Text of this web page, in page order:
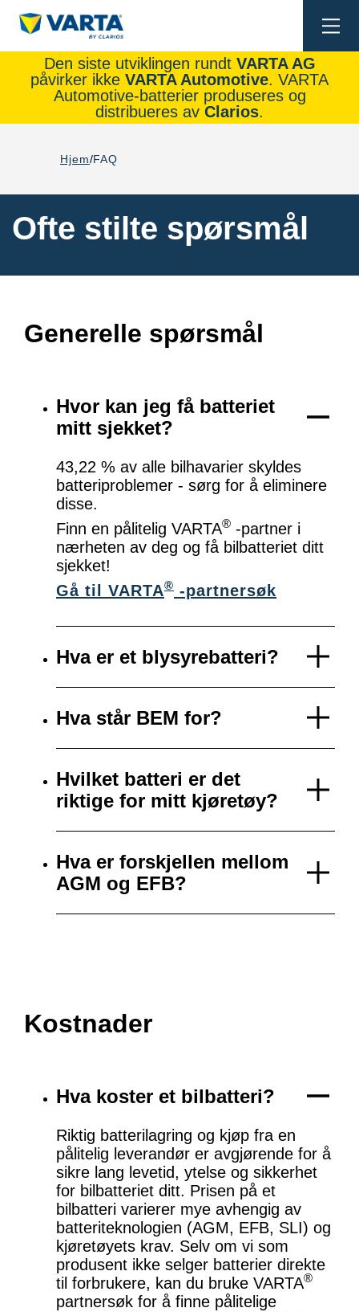
Den siste utviklingen rundt VARTA AG
påvirker ikke VARTA Automotive. VARTA
Automotive-batterier produseres og
distribueres av Clarios.
Hjem FAQ
Ofte stilte spørsmål
Generelle spørsmål
Hvor kan jeg få batteriet
mitt sjekket?
43,22 % av alle bilhavarier skyldes
batteriproblemer - sørg for å eliminere
disse.
Finn en pålitelig VARTA® -partner i
nærheten av deg og få bilbatteriet ditt
sjekket!
Gå til VARTA® -partnersøk
Hva er et blysyrebatteri?
Hva står BEM for?
Hvilket batteri er det
riktige for mitt kjøretøy?
Hva er forskjellen mellom
AGM og EFB?
Kostnader
Hva koster et bilbatteri?
Riktig batterilagring og kjøp fra en
pålitelig leverandør er avgjørende for å
sikre lang levetid, ytelse og sikkerhet
for bilbatteriet ditt. Prisen på et
bilbatteri varierer mye avhengig av
batteriteknologien (AGM, EFB, SLI) og
kjøretøyets krav. Selv om vi som
produsent ikke selger batterier direkte
til forbrukere, kan du bruke VARTA®
partnersøk for å finne pålitelige